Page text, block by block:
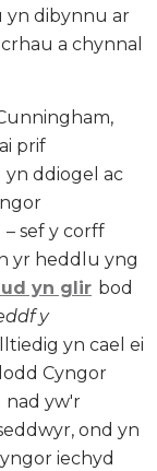
yn dibynnu ar
a chynnal
prif
ddiogel ac
sef y corff
yr heddlu yng
yn glir bod
y
yn cael ei
Cyngor
nad yw'r
ond yn
iechyd